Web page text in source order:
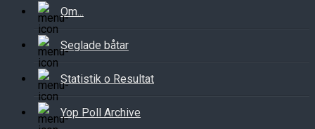
Om...
Seglade båtar
Statistik o Resultat
Yop Poll Archive